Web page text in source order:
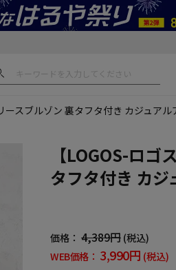
ースブルゾン 裏タフタ付き カジュアル
【LOGOS-ロ
タフタ付き カジ
価格： 4,389円 (税込)
WEB価格： 3,990円 (税込)